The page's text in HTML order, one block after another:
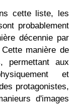
cette liste, les
probablement
décennie par
manière de
permettant aux
et
protagonistes,
d'images